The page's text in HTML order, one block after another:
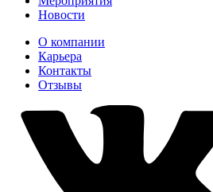
Новости
О компании
Карьера
Контакты
Отзывы